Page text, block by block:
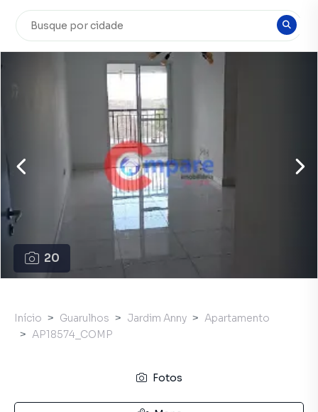
20
Início Guarulhos Jardim Anny
Apartamento
AP18574_COMP
Fotos